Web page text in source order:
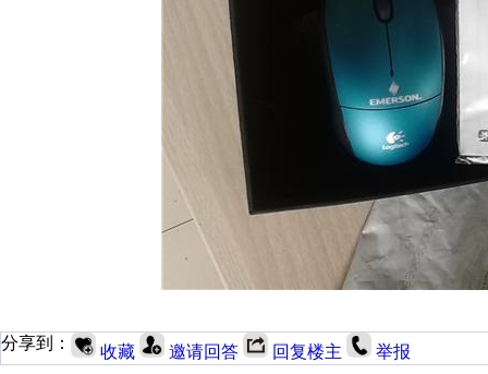
分享到： 收藏 邀请回答 回复楼主 举报